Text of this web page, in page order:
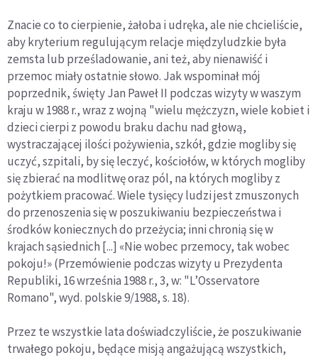
Znacie co to cierpienie, żałoba i udręka, ale nie chcieliście,
aby kryterium regulującym relacje międzyludzkie była
zemsta lub prześladowanie, ani też, aby nienawiść i
przemoc miały ostatnie słowo. Jak wspominał mój
poprzednik, święty Jan Paweł II podczas wizyty w waszym
kraju w 1988 r., wraz z wojną "wielu mężczyzn, wiele kobiet i
dzieci cierpi z powodu braku dachu nad głową,
wystraczającej ilości pożywienia, szkół, gdzie mogliby się
uczyć, szpitali, by się leczyć, kościołów, w których mogliby
się zbierać na modlitwę oraz pól, na których mogliby z
pożytkiem pracować. Wiele tysięcy ludzi jest zmuszonych
do przenoszenia się w poszukiwaniu bezpieczeństwa i
środków koniecznych do przeżycia; inni chronią się w
krajach sąsiednich [...] «Nie wobec przemocy, tak wobec
pokoju!» (Przemówienie podczas wizyty u Prezydenta
Republiki, 16 września 1988 r., 3, w: "L’Osservatore
Romano", wyd. polskie 9/1988, s. 18).
Przez te wszystkie lata doświadczyliście, że poszukiwanie
trwałego pokoju, będące misją angażującą wszystkich,